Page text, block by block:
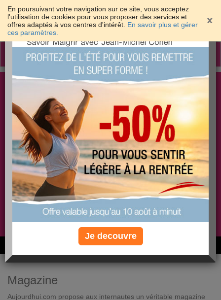
En poursuivant votre navigation sur ce site, vous acceptez
l'utilisation de cookies pour vous proposer des services et
offres adaptés à vos centres d'intérêt. En savoir plus et gérer
ces paramètres.
Toggle
Les meilleures solutions pour maigrir et être bien
dans sa peau
PLUS
EFFICACE
PLUS
SANTÉ
PLUS
COACHING
Non, je préfère le régime gratuit
6M de personnes ont maigri et réappris à manger avec nous
Magazine
Aujourdhui.com propose aux internautes un véritable magazine
×
Je decouvre